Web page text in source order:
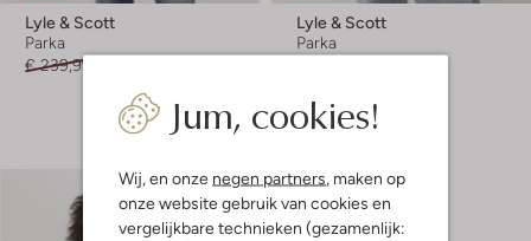
Jum, cookies!
Wij, en onze negen partners , maken op
onze website gebruik van cookies en
vergelijkbare technieken (gezamenlijk:
Lyle & Scott
Parka
€ 239,99
Lyle & Scott
Parka
+ meer kleuren